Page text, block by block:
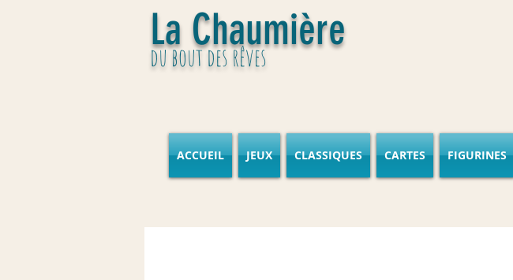
La Chaumière
du bout des rêves
ACCUEIL JEUX CLASSIQUES CARTES FIGURINES